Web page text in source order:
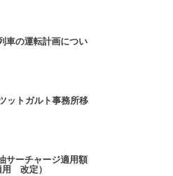
車の運転計画につい
ットガルト事務所移
サーチャージ適用額
改定）